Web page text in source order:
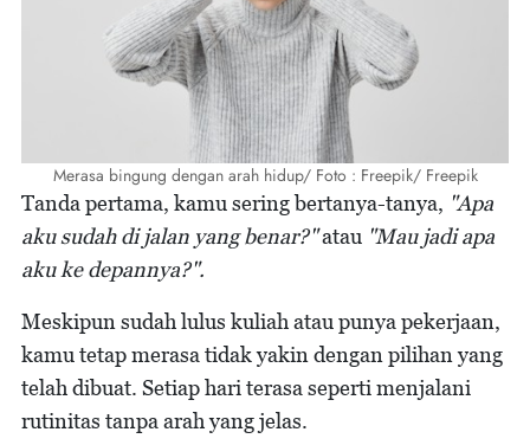
Merasa bingung dengan arah hidup/ Foto : Freepik/ Freepik
Tanda pertama, kamu sering bertanya-tanya, "Apa
aku sudah di jalan yang benar?"atau "Mau jadi apa
aku ke depannya?".
Meskipun sudah lulus kuliah atau punya pekerjaan,
kamu tetap merasa tidak yakin dengan pilihan yang
telah dibuat. Setiap hari terasa seperti menjalani
rutinitas tanpa arah yang jelas.